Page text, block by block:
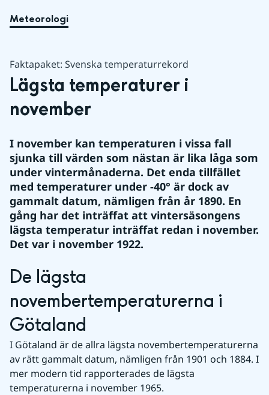
Meteorologi
Faktapaket: Svenska temperaturrekord
Lägsta temperaturer i
november
I november kan temperaturen i vissa fall
sjunka till värden som nästan är lika låga som
under vintermånaderna. Det enda tillfället
med temperaturer under -40° är dock av
gammalt datum, nämligen från år 1890. En
gång har det inträffat att vintersäsongens
lägsta temperatur inträffat redan i november.
Det var i november 1922.
De lägsta
novembertemperaturerna i
Götaland
I Götaland är de allra lägsta novembertemperaturerna
av rätt gammalt datum, nämligen från 1901 och 1884. I
mer modern tid rapporterades de lägsta
temperaturerna i november 1965.